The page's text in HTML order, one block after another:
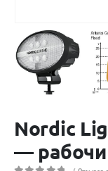
Nordic
—